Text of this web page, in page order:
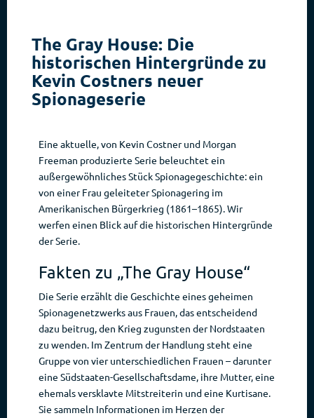
The Gray House: Die
historischen Hintergründe zu
Kevin Costners neuer
Spionageserie
Eine aktuelle, von Kevin Costner und Morgan
Freeman produzierte Serie beleuchtet ein
außergewöhnliches Stück Spionagegeschichte: ein
von einer Frau geleiteter Spionagering im
Amerikanischen Bürgerkrieg (1861–1865). Wir
werfen einen Blick auf die historischen Hintergründe
der Serie.
Fakten zu „The Gray House“
Die Serie erzählt die Geschichte eines geheimen
Spionagenetzwerks aus Frauen, das entscheidend
dazu beitrug, den Krieg zugunsten der Nordstaaten
zu wenden. Im Zentrum der Handlung steht eine
Gruppe von vier unterschiedlichen Frauen – darunter
eine Südstaaten-Gesellschaftsdame, ihre Mutter, eine
ehemals versklavte Mitstreiterin und eine Kurtisane.
Sie sammeln Informationen im Herzen der